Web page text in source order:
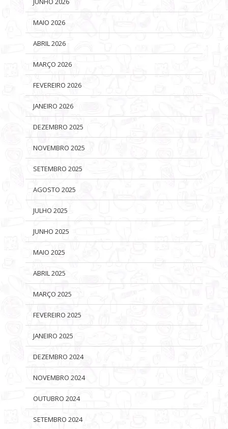
MAIO 2026
ABRIL 2026
MARÇO 2026
FEVEREIRO 2026
JANEIRO 2026
DEZEMBRO 2025
NOVEMBRO 2025
SETEMBRO 2025
AGOSTO 2025
JULHO 2025
JUNHO 2025
MAIO 2025
ABRIL 2025
MARÇO 2025
FEVEREIRO 2025
JANEIRO 2025
DEZEMBRO 2024
NOVEMBRO 2024
OUTUBRO 2024
SETEMBRO 2024